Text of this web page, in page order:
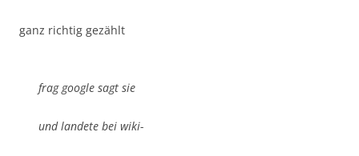
ganz richtig gezählt
frag google sagt sie
und landete bei wiki-